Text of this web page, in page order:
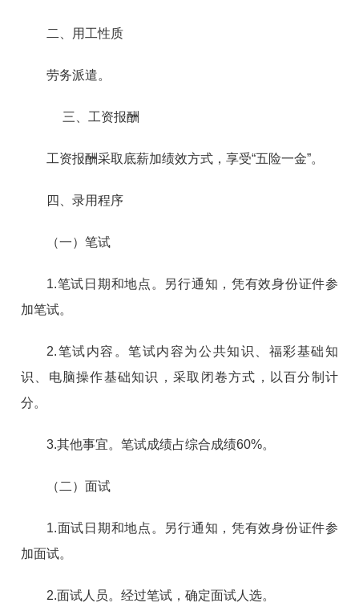
二、用工性质
劳务派遣。
三、工资报酬
工资报酬采取底薪加绩效方式，享受“五险一金”。
四、录用程序
（一）笔试
1.笔试日期和地点。另行通知，凭有效身份证件参
加笔试。
2.笔试内容。笔试内容为公共知识、福彩基础知
识、电脑操作基础知识，采取闭卷方式，以百分制计
分。
3.其他事宜。笔试成绩占综合成绩60%。
（二）面试
1.面试日期和地点。另行通知，凭有效身份证件参
加面试。
2.面试人员。经过笔试，确定面试人选。